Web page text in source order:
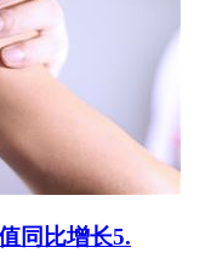
同比增长5.